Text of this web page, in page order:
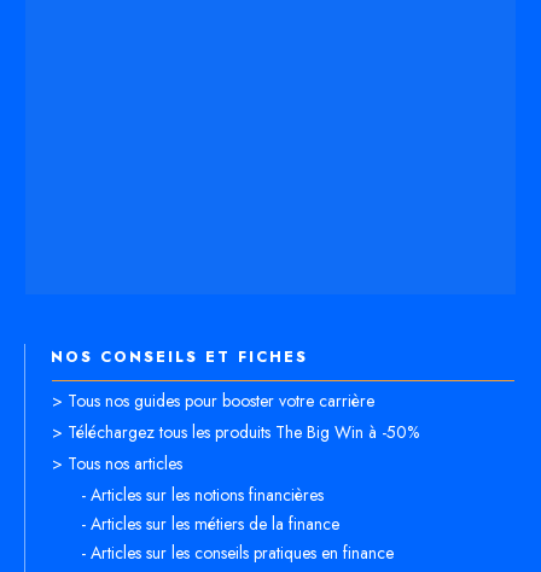
NOS CONSEILS ET FICHES
> Tous nos guides pour booster votre carrière
> Téléchargez tous les produits The Big Win à -50%
> Tous nos articles
- Articles sur les notions financières
- Articles sur les métiers de la finance
- Articles sur les conseils pratiques en finance